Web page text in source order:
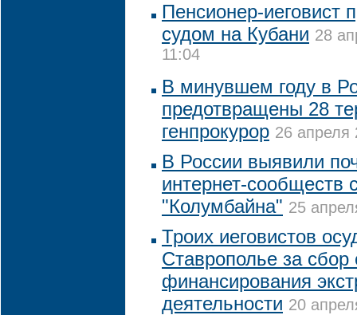
Пенсионер-иеговист
судом на Кубани 28
11:04
В минувшем году в
предотвращены 28
генпрокурор 26 апреля
В России выявили
интернет-сообществ
"Колумбайна" 25
Троих иеговистов
Ставрополье за сбор
финансирования
деятельности 20